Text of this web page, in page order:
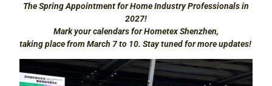
The Spring Appointment for Home Industry Professionals in
2027!
Mark your calendars for Hometex Shenzhen,
taking place from March 7 to 10. Stay tuned for more updates!